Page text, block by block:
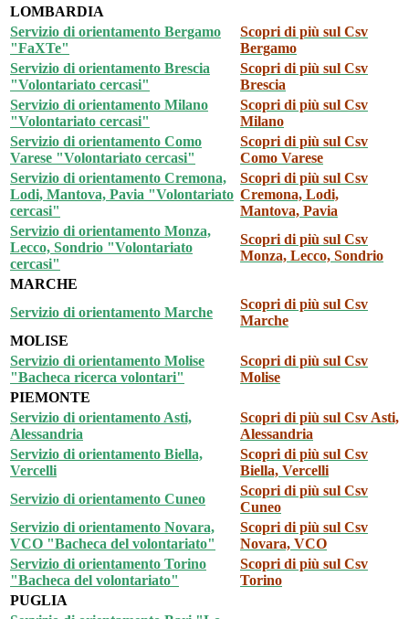
LOMBARDIA
Servizio di orientamento Bergamo
"FaXTe"
Scopri di più sul Csv
Bergamo
Servizio di orientamento Brescia
"Volontariato cercasi"
Scopri di più sul Csv
Brescia
Servizio di orientamento Milano
"Volontariato cercasi"
Scopri di più sul Csv
Milano
Servizio di orientamento Como
Varese "Volontariato cercasi"
Scopri di più sul Csv
Como Varese
Servizio di orientamento Cremona,
Lodi, Mantova, Pavia "Volontariato
cercasi"
Scopri di più sul Csv
Cremona, Lodi,
Mantova, Pavia
Servizio di orientamento Monza,
Lecco, Sondrio "Volontariato
cercasi"
Scopri di più sul Csv
Monza, Lecco, Sondrio
MARCHE
Servizio di orientamento Marche
Scopri di più sul Csv
Marche
MOLISE
Servizio di orientamento Molise
"Bacheca ricerca volontari"
Scopri di più sul Csv
Molise
PIEMONTE
Servizio di orientamento Asti,
Alessandria
Scopri di più sul Csv Asti,
Alessandria
Servizio di orientamento Biella,
Vercelli
Scopri di più sul Csv
Biella, Vercelli
Servizio di orientamento Cuneo
Scopri di più sul Csv
Cuneo
Servizio di orientamento Novara,
VCO "Bacheca del volontariato"
Scopri di più sul Csv
Novara, VCO
Servizio di orientamento Torino
"Bacheca del volontariato"
Scopri di più sul Csv
Torino
PUGLIA